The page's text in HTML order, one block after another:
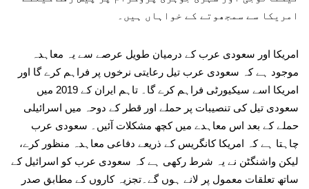
امریکا سے سمجھوتے کے خواہاں ہیں۔
امریکا اور سعودی عرب کے درمیان طویل عرصے سے یہ معاہدہ
موجود ہے کہ سعودی عرب تیل رعایتی نرخوں پر فراہم کرے گا اور
امریکا اسے سیکیورٹی فراہم کرے گا۔ تاہم ایران کے 2019 میں
سعودی تیل کی تنصیبات پر حملے اور قطر کے دوحہ میں اسرائیلی
حملے کے بعد اس معاہدے میں کچھ مشکلات آئیں۔ سعودی عرب
چاہتا ہے کہ امریکا کانگریس کے ذریعے دفاعی معاہدہ منظور کرے،
لیکن واشنگٹن نے یہ شرط رکھی ہے کہ سعودی عرب کو اسرائیل کے
ساتھ تعلقات معمول پر لانے ہوں گے۔تجزیہ کاروں کے مطابق صدر